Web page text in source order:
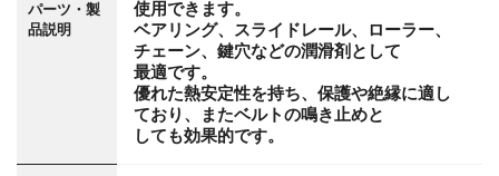
パーツ・製
品説明
使用できます。
ベアリング、スライドレール、ローラー、
チェーン、鍵穴などの潤滑剤として
最適です。
優れた熱安定性を持ち、保護や絶縁に適し
ており、またベルトの鳴き止めと
しても効果的です。